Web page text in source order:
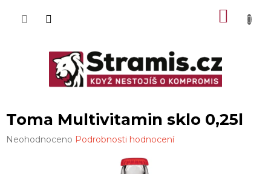
Toma Multivitamin sklo 0,25l
Průměrné
Neohodnoceno Podrobnosti hodnocení